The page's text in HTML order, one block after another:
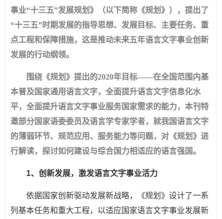
事业“十三五”发展规划》（以下简称《规划》），提出了
“十三五”时期发展的指导思想、发展目标、主要任务、重
点工程和保障措施，这是推动未来五年语言文字事业创新
发展的行动纲领。
围绕《规划》提出的2020年目标——在全国范围内基
本普及国家通用语言文字，全面提升语言文字信息化水
平，全面提升语言文字事业服务国家需求的能力，本刊特
邀部分国家语委委员及语言学专家学者，就我国语言文字
的薄弱环节、规范应用、服务能力等问题，对《规划》进
行解读，探讨如何建设与综合国力相适应的语言强国。
1、创新发展，激发语言文字事业活力
依据国家创新驱动发展新战略，《规划》设计了一系
列基本任务和重大工程，以适应国家语言文字事业发展新